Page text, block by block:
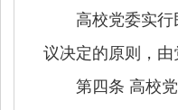
高校党委实行民
议决定的原则，
第四条 高校党